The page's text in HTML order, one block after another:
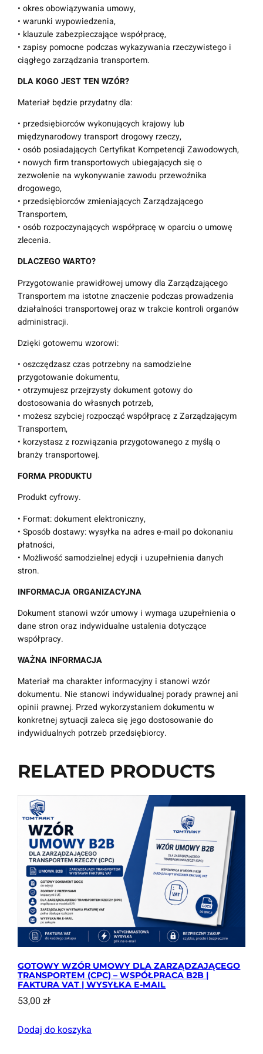
d
z
a
j
ą
c
g
T
r
a
n
s
p
o
r
t
e
m
C
P
C
)
T
r
a
n
s
p
o
r
t
r
g
o
w
y
r
z
c
z
y
y
y
ł
k
a
e
m
a
• okres obowiązywania umowy,
• warunki wypowiedzenia,
• klauzule zabezpieczające współpracę,
• zapisy pomocne podczas wykazywania rzeczywistego i
ciągłego zarządzania transportem.
DLA KOGO JEST TEN WZÓR?
Materiał będzie przydatny dla:
• przedsiębiorców wykonujących krajowy lub
międzynarodowy transport drogowy rzeczy,
• osób posiadających Certyfikat Kompetencji Zawodowych,
• nowych firm transportowych ubiegających się o
zezwolenie na wykonywanie zawodu przewoźnika
drogowego,
• przedsiębiorców zmieniających Zarządzającego
Transportem,
• osób rozpoczynających współpracę w oparciu o umowę
zlecenia.
DLACZEGO WARTO?
Przygotowanie prawidłowej umowy dla Zarządzającego
Transportem ma istotne znaczenie podczas prowadzenia
działalności transportowej oraz w trakcie kontroli organów
administracji.
Dzięki gotowemu wzorowi:
• oszczędzasz czas potrzebny na samodzielne
przygotowanie dokumentu,
• otrzymujesz przejrzysty dokument gotowy do
dostosowania do własnych potrzeb,
• możesz szybciej rozpocząć współpracę z Zarządzającym
Transportem,
• korzystasz z rozwiązania przygotowanego z myślą o
branży transportowej.
FORMA PRODUKTU
Produkt cyfrowy.
• Format: dokument elektroniczny,
• Sposób dostawy: wysyłka na adres e-mail po dokonaniu
płatności,
• Możliwość samodzielnej edycji i uzupełnienia danych
stron.
INFORMACJA ORGANIZACYJNA
Dokument stanowi wzór umowy i wymaga uzupełnienia o
dane stron oraz indywidualne ustalenia dotyczące
współpracy.
WAŻNA INFORMACJA
Materiał ma charakter informacyjny i stanowi wzór
dokumentu. Nie stanowi indywidualnej porady prawnej ani
opinii prawnej. Przed wykorzystaniem dokumentu w
konkretnej sytuacji zaleca się jego dostosowanie do
indywidualnych potrzeb przedsiębiorcy.
RELATED PRODUCTS
GOTOWY WZÓR UMOWY DLA ZARZĄDZAJĄCEGO
TRANSPORTEM (CPC) – WSPÓŁPRACA B2B |
FAKTURA VAT | WYSYŁKA E-MAIL
53,00zł
Dodaj do koszyka